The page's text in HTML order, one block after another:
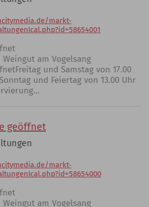
markt-
am Vogelsang
und Samstag von 17.00
und Feiertag von 13.00 Uhr
geöffnet
markt-
am Vogelsang